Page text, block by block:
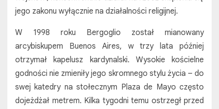
jego zakonu wyłącznie na działalności religijnej.
W 1998 roku Bergoglio został mianowany
arcybiskupem Buenos Aires, w trzy lata później
otrzymał kapelusz kardynalski. Wysokie kościelne
godności nie zmieniły jego skromnego stylu życia – do
swej katedry na stołecznym Plaza de Mayo często
dojeżdżał metrem. Kilka tygodni temu ostrzegł przed